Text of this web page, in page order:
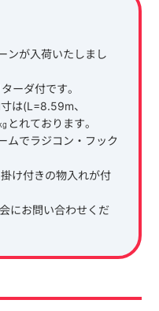
ンが入荷いたしまし
ーダ付です。
は(L=8.59m、
れております。
ムでラジコン・フック
け付きの物入れが付
にお問い合わせくだ